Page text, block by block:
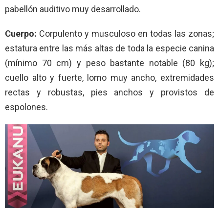
pabellón auditivo muy desarrollado.
Cuerpo: Corpulento y musculoso en todas las zonas;
estatura entre las más altas de toda la especie canina
(mínimo 70 cm) y peso bastante notable (80 kg);
cuello alto y fuerte, lomo muy ancho, extremidades
rectas y robustas, pies anchos y provistos de
espolones.